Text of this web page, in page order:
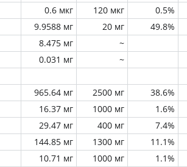
0.6 мкг 120 мкг 0.5%
9.9588 мг 20 мг 49.8%
8.475 мг
~
0.031 мг ~
965.64 мг 2500 мг 38.6%
16.37 мг 1000 мг 1.6%
29.47 мг 400 мг 7.4%
144.85 мг 1300 мг 11.1%
10.71 мг 1000 мг 1.1%